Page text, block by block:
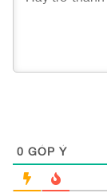
0 GÓP Ý